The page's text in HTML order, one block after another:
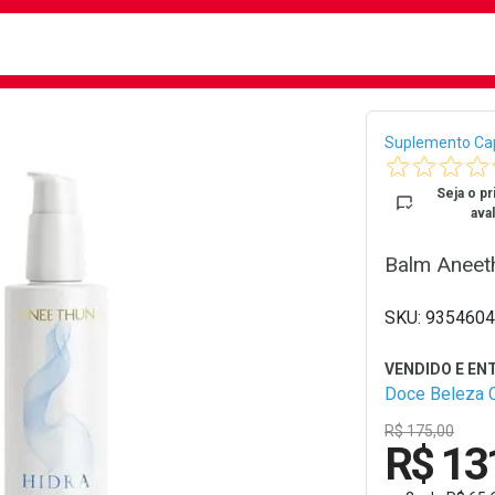
Suplemento
Seja o
Balm
Doce Beleza
R$ 175,00
R$